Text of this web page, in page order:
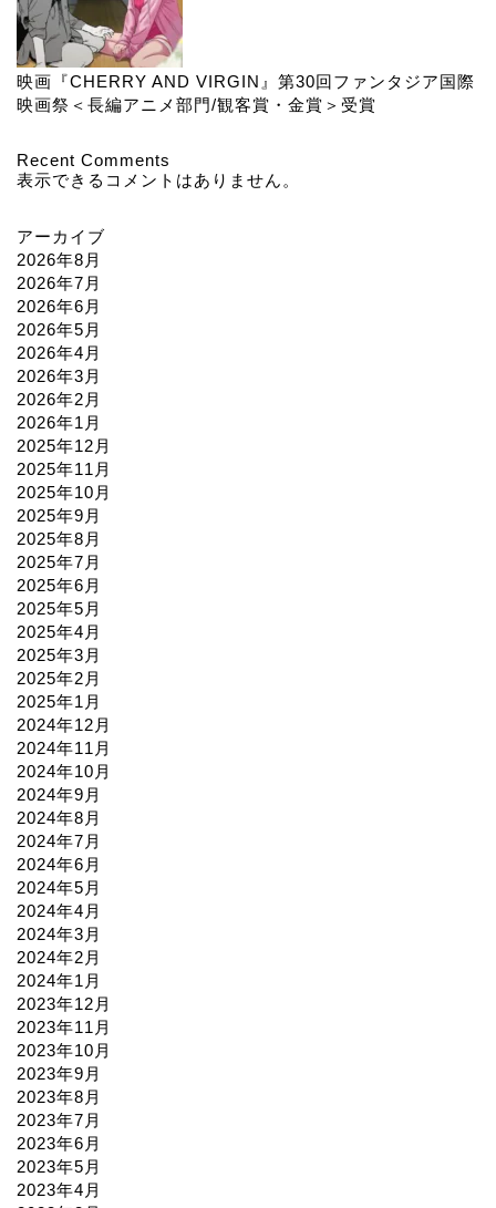
映画『CHERRY AND VIRGIN』第30回ファンタジア国際
映画祭＜長編アニメ部門/観客賞・金賞＞受賞
Recent Comments
表示できるコメントはありません。
アーカイブ
2026年8月
2026年7月
2026年6月
2026年5月
2026年4月
2026年3月
2026年2月
2026年1月
2025年12月
2025年11月
2025年10月
2025年9月
2025年8月
2025年7月
2025年6月
2025年5月
2025年4月
2025年3月
2025年2月
2025年1月
2024年12月
2024年11月
2024年10月
2024年9月
2024年8月
2024年7月
2024年6月
2024年5月
2024年4月
2024年3月
2024年2月
2024年1月
2023年12月
2023年11月
2023年10月
2023年9月
2023年8月
2023年7月
2023年6月
2023年5月
2023年4月